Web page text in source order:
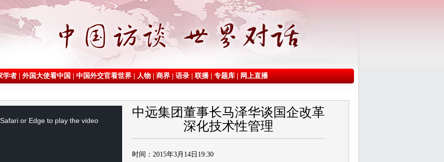
学者|外国大使看中国|中国外交官看世界|人物|商界|语录|联播|专题库|网上直播
or Edge to play the video
中远集团董事长马泽华谈国企改革
深化技术性管理
时间：2015年3月14日19:30